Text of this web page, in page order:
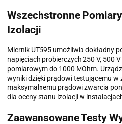
Wszechstronne
Izolacji
Miernik UT595 umożliwia dokładny
napięciach probierczych 250 V, 500
pomiarowym do 1000 MOhm.
wyniki dzięki prądowi testującemu w
maksymalnemu prądowi zwarcia
dla oceny stanu izolacji w
Zaawansowane Testy